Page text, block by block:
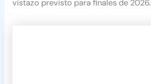
vistazo previsto para finales de 2026.